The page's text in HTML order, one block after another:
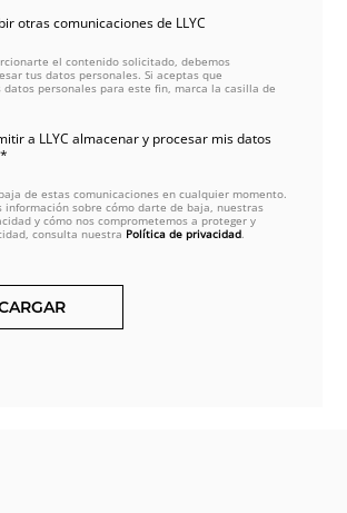
otras comunicaciones de LLYC
el contenido solicitado, debemos
tus datos personales. Si aceptas que
datos personales para este fin, marca la casilla de
a LLYC almacenar y procesar mis datos
de estas comunicaciones en cualquier momento.
información sobre cómo darte de baja, nuestras
y cómo nos comprometemos a proteger y
consulta nuestra Política de privacidad.